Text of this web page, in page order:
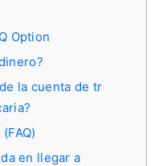
Option
la cuenta de tr
en llegar a